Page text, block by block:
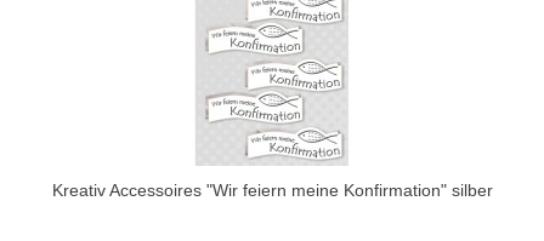
Kreativ Accessoires "Wir feiern meine Konfirmation" silber